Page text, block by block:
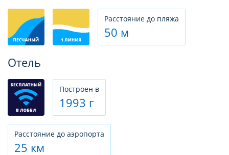
Расстояние до пляжа
50 м
Отель
Построен в
1993 г
Расстояние до аэропорта
25 км